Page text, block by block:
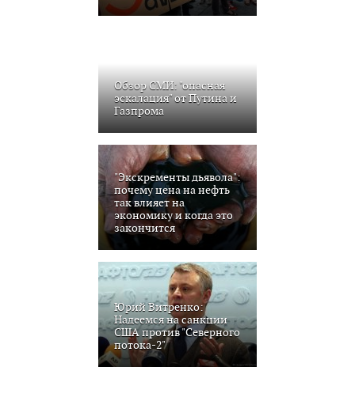
Обзор СМИ: "опасная
эскалация" от Путина и
Газпрома
"Экскременты дьявола":
почему цена на нефть
так влияет на
экономику и когда это
закончится
Юрий Витренко:
Надеемся на санкции
США против "Северного
потока-2"